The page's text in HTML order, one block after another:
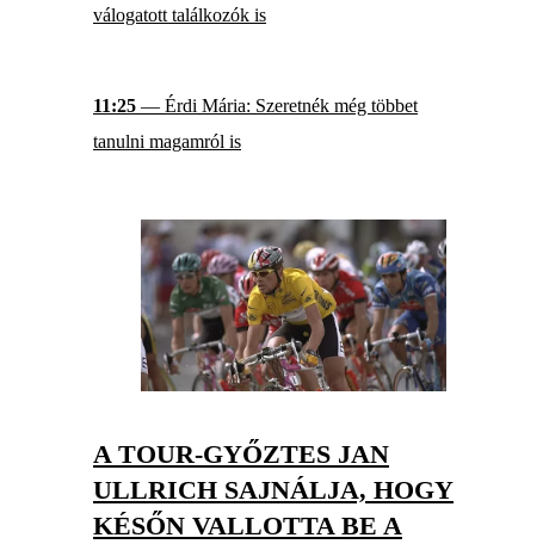
válogatott találkozók is
11:25 — Érdi Mária: Szeretnék még többet
tanulni magamról is
A TOUR-GYŐZTES JAN
ULLRICH SAJNÁLJA, HOGY
KÉSŐN VALLOTTA BE A